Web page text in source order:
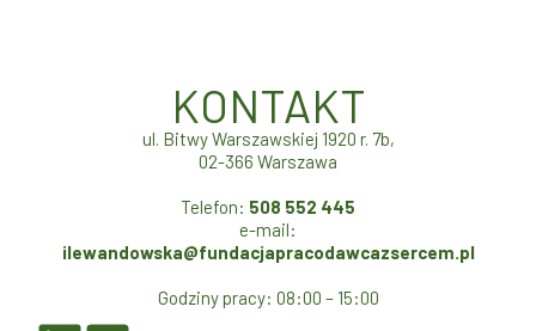
KONTAKT
ul. Bitwy Warszawskiej 1920 r. 7b,
02-366 Warszawa
Telefon: 508 552 445
e-mail:
ilewandowska@fundacjapracodawcazsercem.pl
Godziny pracy: 08:00 – 15:00